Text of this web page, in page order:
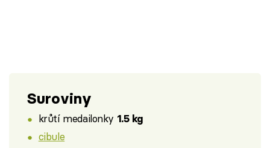
Suroviny
krůtí medailonky 1.5 kg
cibule